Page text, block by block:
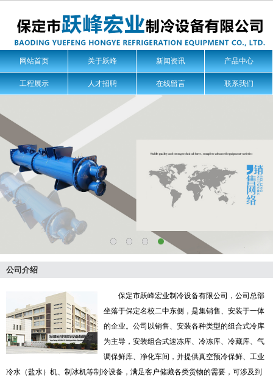
网站首页 关于跃峰 新闻资讯 产品中心
工程展示 人才招聘 在线留言 联系我们
公司介绍
保定市跃峰宏业制冷设备有限公司，公司总部
坐落于保定名校二中东侧，是集销售、安装于一体
的企业。公司以销售、安装各种类型的组合式冷库
为主导，安装组合式速冻库、冷冻库、冷藏库、气
调保鲜库、净化车间，并提供真空预冷保鲜、工业
冷水（盐水）机、制冰机等制冷设备，满足客户储藏各类货物的需要，可涉及到